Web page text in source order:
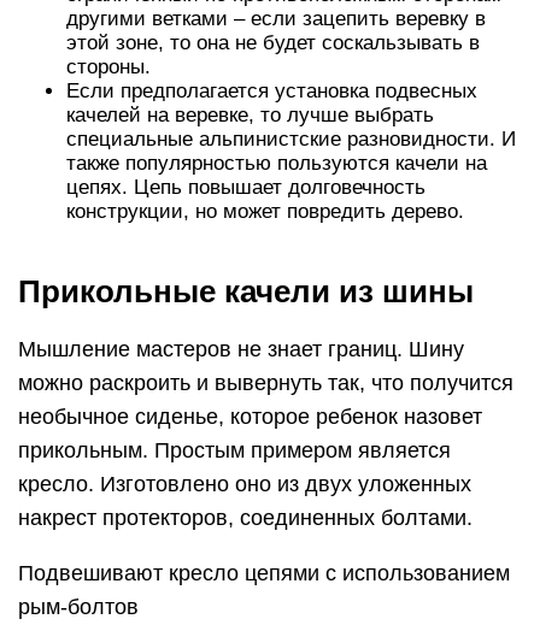
другими ветками – если зацепить веревку в
этой зоне, то она не будет соскальзывать в
стороны.
Если предполагается установка подвесных
качелей на веревке, то лучше выбрать
специальные альпинистские разновидности. И
также популярностью пользуются качели на
цепях. Цепь повышает долговечность
конструкции, но может повредить дерево.
Прикольные качели из шины
Мышление мастеров не знает границ. Шину
можно раскроить и вывернуть так, что получится
необычное сиденье, которое ребенок назовет
прикольным. Простым примером является
кресло. Изготовлено оно из двух уложенных
накрест протекторов, соединенных болтами.
Подвешивают кресло цепями с использованием
рым-болтов